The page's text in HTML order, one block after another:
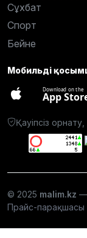
Сұхбат
Спорт
Бейне
Мобильді
Download on the
App
Қауіпсіз
© 2025 malim.kz —
Прайс-парақшасы